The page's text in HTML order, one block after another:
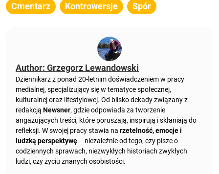
Cmentarz Kontrowersje Spór
Author: Grzegorz Lewandowski
Dziennikarz z ponad 20-letnim doświadczeniem w pracy
medialnej, specjalizujący się w tematyce społecznej,
kulturalnej oraz lifestylowej. Od blisko dekady związany z
redakcją Newsner, gdzie odpowiada za tworzenie
angażujących treści, które poruszają, inspirują i skłaniają do
refleksji. W swojej pracy stawia na rzetelność, emocje i
ludzką perspektywę – niezależnie od tego, czy pisze o
codziennych sprawach, niezwykłych historiach zwykłych
ludzi, czy życiu znanych osobistości.